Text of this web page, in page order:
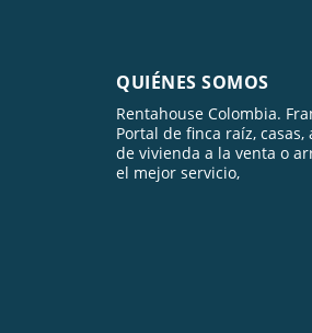
QUIÉNES SOMOS
Rentahouse Colombia.
Portal de finca raíz,
de vivienda a la venta o
el mejor servicio,